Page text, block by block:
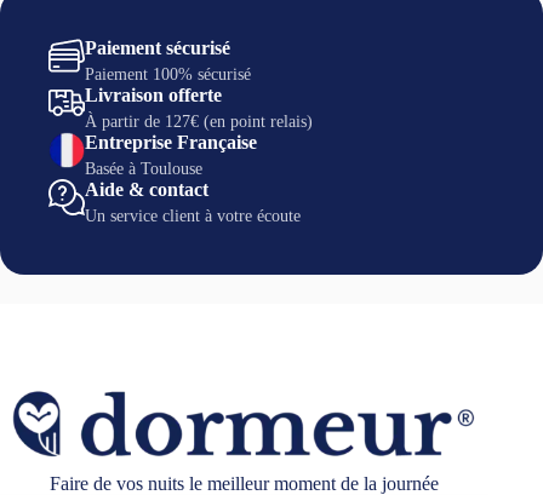
Paiement sécurisé
Paiement 100% sécurisé
Livraison offerte
À partir de 127€ (en point relais)
Entreprise Française
Basée à Toulouse
Aide & contact
Un service client à votre écoute
Faire de vos nuits le meilleur moment de la journée